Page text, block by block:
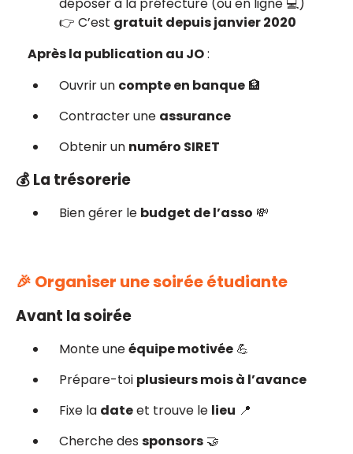
👉 C’est gratuit depuis janvier 2020
Après la publication au JO:
Ouvrir un compte en banque 🏦
Contracter une assurance
Obtenir un numéro SIRET
💰 La trésorerie
Bien gérer le budget de l’asso 💸
🎉 Organiser une soirée étudiante
Avant la soirée
Monte uneéquipe motivée 💪
Prépare-toi plusieurs mois à l’avance
Fixe la dateet trouve le lieu 📍
Cherche des sponsors 🤝